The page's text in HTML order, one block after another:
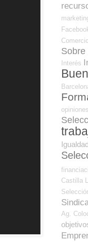
Sobre
Interés
opiniones
Castilla
Ag.